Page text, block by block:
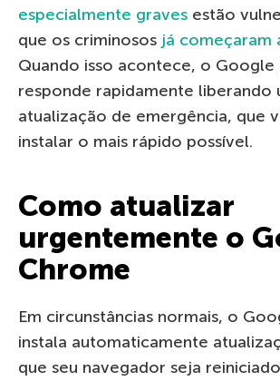
especialmente graves estão
que os criminosos já começaram
Quando isso acontece, o
responde rapidamente liberando
atualização de emergência, que
instalar o mais rápido possível.
Como atualizar
urgentemente o
Chrome
Em circunstâncias normais, o
instala automaticamente
que seu navegador seja